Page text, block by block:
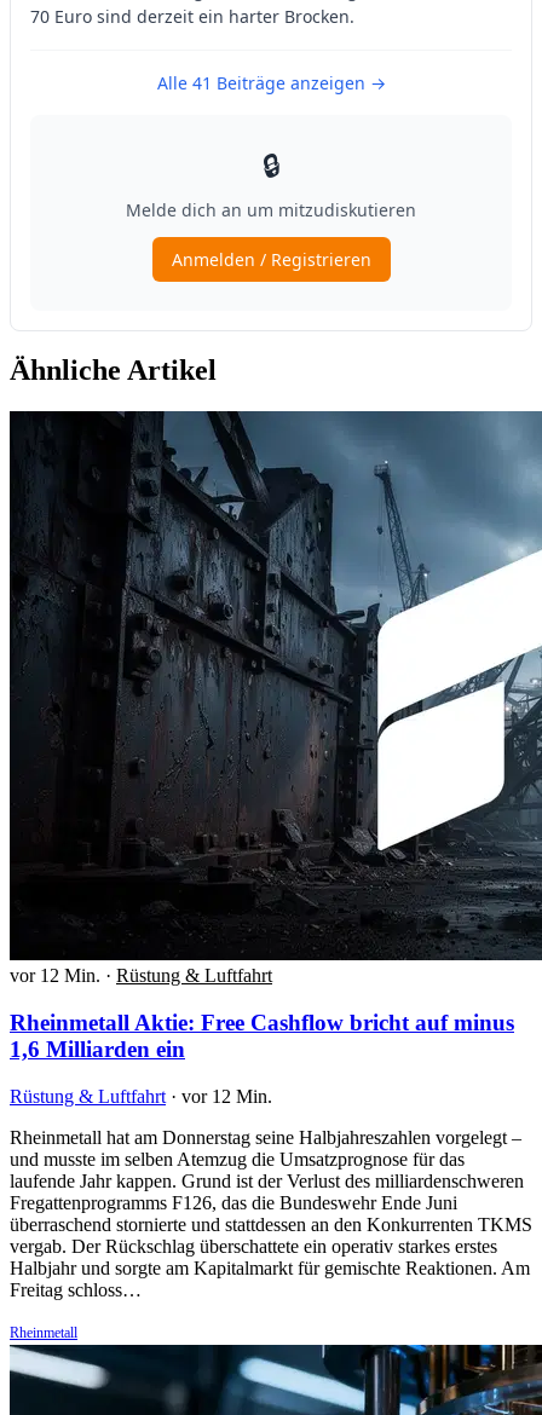
Ähnliche Artikel
vor 12 Min. · Rüstung & Luftfahrt
Rheinmetall Aktie: Free Cashflow bricht auf minus
1,6 Milliarden ein
Rüstung & Luftfahrt · vor 12 Min.
Rheinmetall hat am Donnerstag seine Halbjahreszahlen vorgelegt –
und musste im selben Atemzug die Umsatzprognose für das
laufende Jahr kappen. Grund ist der Verlust des milliardenschweren
Fregattenprogramms F126, das die Bundeswehr Ende Juni
überraschend stornierte und stattdessen an den Konkurrenten TKMS
vergab. Der Rückschlag überschattete ein operativ starkes erstes
Halbjahr und sorgte am Kapitalmarkt für gemischte Reaktionen. Am
Freitag schloss…
Rheinmetall